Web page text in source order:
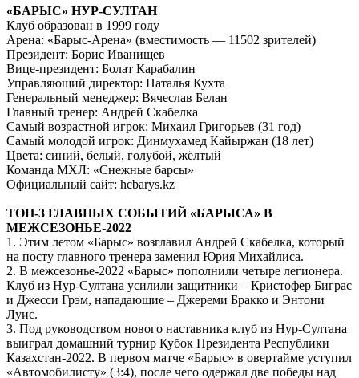
«БАРЫС» НУР-СУЛТАН
Клуб образован в 1999 году
Арена: «Барыс-Арена» (вместимость — 11502 зрителей)
Президент: Борис Иванищев
Вице-президент: Болат Карабалин
Управляющий директор: Наталья Кухта
Генеральный менеджер: Вячеслав Белан
Главный тренер: Андрей Скабелка
Самый возрастной игрок: Михаил Григорьев (31 год)
Самый молодой игрок: Динмухамед Кайыржан (18 лет)
Цвета: синий, белый, голубой, жёлтый
Команда МХЛ: «Снежные барсы»
Официальный сайт: hcbarys.kz
ТОП-3 ГЛАВНЫХ СОБЫТИЙ «БАРЫСА» В
МЕЖСЕЗОНЬЕ-2022
1. Этим летом «Барыс» возглавил Андрей Скабелка, который
на посту главного тренера заменил Юрия Михайлиса.
2. В межсезонье-2022 «Барыс» пополнили четыре легионера.
Клуб из Нур-Султана усилили защитники – Кристофер Биграс
и Джесси Грэм, нападающие – Джереми Бракко и Энтони
Луис.
3. Под руководством нового наставника клуб из Нур-Султана
выиграл домашний турнир Кубок Президента Республики
Казахстан-2022. В первом матче «Барыс» в овертайме уступил
«Автомобилисту» (3:4), после чего одержал две победы над